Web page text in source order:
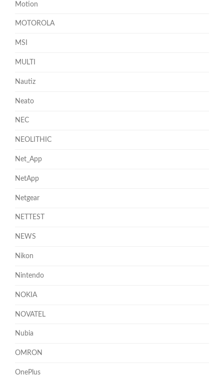
Motion
MOTOROLA
MSI
MULTI
Nautiz
Neato
NEC
NEOLITHIC
Net_App
NetApp
Netgear
NETTEST
NEWS
Nikon
Nintendo
NOKIA
NOVATEL
Nubia
OMRON
OnePlus